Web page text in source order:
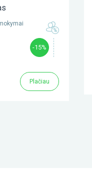
-15%
Plačiau